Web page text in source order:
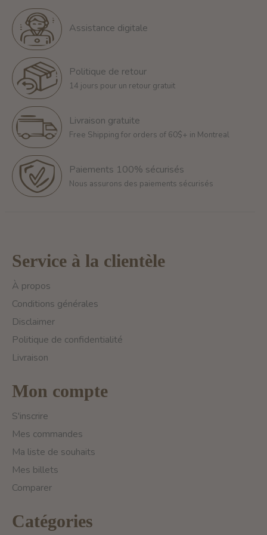
Assistance digitale
Politique de retour
14 jours pour un retour gratuit
Livraison gratuite
Free Shipping for orders of 60$+ in Montreal
Paiements 100% sécurisés
Nous assurons des paiements sécurisés
Service à la clientèle
À propos
Conditions générales
Disclaimer
Politique de confidentialité
Livraison
Mon compte
S'inscrire
Mes commandes
Ma liste de souhaits
Mes billets
Comparer
Catégories